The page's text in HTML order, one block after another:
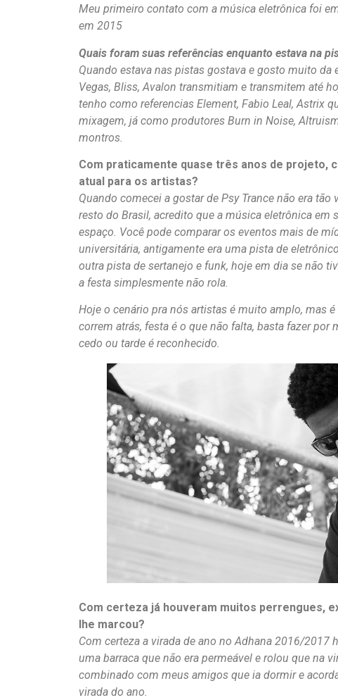
Meu primeiro contato com a música eletrônica foi
em 2015
Quais foram suas referências enquanto estava na
Quando estava nas pistas gostava e gosto muito da
Vegas, Bliss, Avalon transmitiam e transmitem até
tenho como referencias Element, Fabio Leal, Astrix
mixagem, já como produtores Burn in Noise,
montros.
Com praticamente quase três anos de projeto,
atual para os artistas?
Quando comecei a gostar de Psy Trance não era
resto do Brasil, acredito que a música eletrônica em
espaço. Você pode comparar os eventos mais de
universitária, antigamente era uma pista de
outra pista de sertanejo e funk, hoje em dia se não
a festa simplesmente não rola.
Hoje o cenário pra nós artistas é muito amplo, mas
correm atrás, festa é o que não falta, basta fazer por
cedo ou tarde é reconhecido.
Com certeza já houveram muitos perrengues,
lhe marcou?
Com certeza a virada de ano no Adhana 2016/2017
uma barraca que não era permeável e rolou que na
combinado com meus amigos que ia dormir e
virada do ano.